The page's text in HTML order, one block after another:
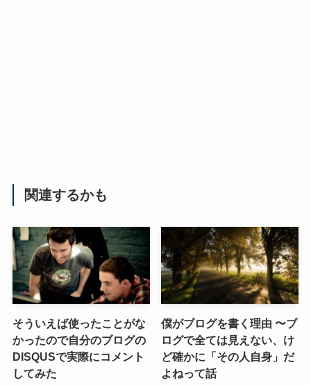
関連するかも
そういえば使ったことがな
かったので自分のブログの
DISQUSで実際にコメント
してみた
僕がブログを書く理由 〜ブ
ログで全ては見えない、け
ど確かに「その人自身」だ
よねって話